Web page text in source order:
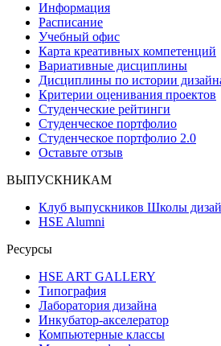
Информация
Расписание
Учебный офис
Карта креативных компетенций
Вариативные дисциплины
Дисциплины по истории
Критерии оценивания проектов
Студенческие рейтинги
Студенческое портфолио
Студенческое портфолио 2.0
Оставьте отзыв
ВЫПУСКНИКАМ
Клуб выпускников Школы
HSE Alumni
Ресурсы
HSE ART GALLERY
Типография
Лаборатория дизайна
Инкубатор-акселератор
Компьютерные классы